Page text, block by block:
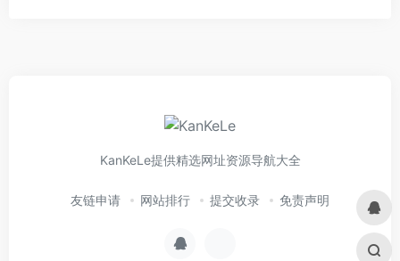
KanKeLe提供精选网址资源导航大全
友链申请 网站排行 提交收录 免责声明